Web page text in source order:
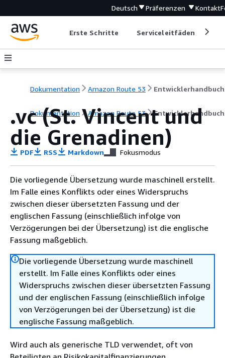
Deutsch Präferenzen Kontakt
Erste Schritte Serviceleitfäden
Dokumentation Amazon Route 53 Entwicklerhandbuch
Dokumentation Amazon Route 53 Entwicklerhandbuch
.vc (St. Vincent und
die Grenadinen)
PDF RSS Markdown Fokusmodus
Die vorliegende Übersetzung wurde maschinell erstellt.
Im Falle eines Konflikts oder eines Widerspruchs
zwischen dieser übersetzten Fassung und der
englischen Fassung (einschließlich infolge von
Verzögerungen bei der Übersetzung) ist die englische
Fassung maßgeblich.
Die vorliegende Übersetzung wurde maschinell
erstellt. Im Falle eines Konflikts oder eines
Widerspruchs zwischen dieser übersetzten Fassung
und der englischen Fassung (einschließlich infolge
von Verzögerungen bei der Übersetzung) ist die
englische Fassung maßgeblich.
Wird auch als generische TLD verwendet, oft von